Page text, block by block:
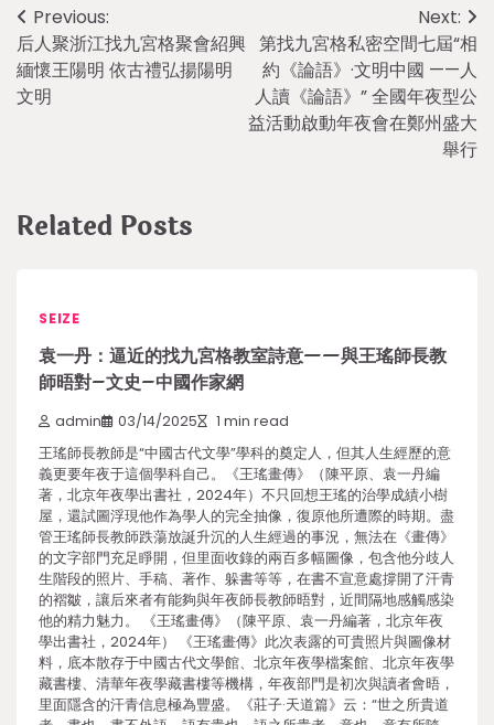
Post
navigation
Previous:
后人聚浙江找九宮格聚會紹興
緬懷王陽明 依古禮弘揚陽明
文明
Next:
第找九宮格私密空間七屆“相
約《論語》·文明中國 ——人
人讀《論語》” 全國年夜型公
益活動啟動年夜會在鄭州盛大
舉行
Related Posts
SEIZE
袁一丹：逼近的找九宮格教室詩意——與王瑤師長教
師晤對–文史–中國作家網
admin 03/14/2025 1 min read
王瑤師長教師是“中國古代文學”學科的奠定人，但其人生經歷的意
義更要年夜于這個學科自己。《王瑤畫傳》（陳平原、袁一丹編
著，北京年夜學出書社，2024年）不只回想王瑤的治學成績小樹
屋，還試圖浮現他作為學人的完全抽像，復原他所遭際的時期。盡
管王瑤師長教師跌蕩放誕升沉的人生經過的事況，無法在《畫傳》
的文字部門充足睜開，但里面收錄的兩百多幅圖像，包含他分歧人
生階段的照片、手稿、著作、躲書等等，在書不宣意處撐開了汗青
的褶皺，讓后來者有能夠與年夜師長教師晤對，近間隔地感觸感染
他的精力魅力。 《王瑤畫傳》（陳平原、袁一丹編著，北京年夜
學出書社，2024年） 《王瑤畫傳》此次表露的可貴照片與圖像材
料，底本散存于中國古代文學館、北京年夜學檔案館、北京年夜學
藏書樓、清華年夜學藏書樓等機構，年夜部門是初次與讀者會晤，
里面隱含的汗青信息極為豐盛。《莊子·天道篇》云：“世之所貴道